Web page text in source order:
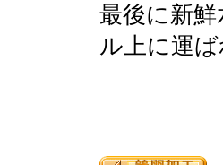
最後に新
ル上に運